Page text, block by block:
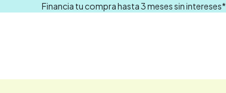
Financia tu compra hasta 3 meses sin intereses*